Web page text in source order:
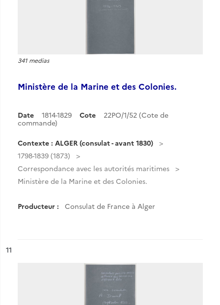
341 medias
Ministère de la Marine et des Colonies.
Date 1814-1829 Cote
22PO/1/52 (Cote de
commande)
Contexte : ALGER (consulat - avant 1830)
1798-1839 (1873)
Correspondance avec les autorités maritimes
Ministère de la Marine et des Colonies.
Producteur : Consulat de France à Alger
n°
11